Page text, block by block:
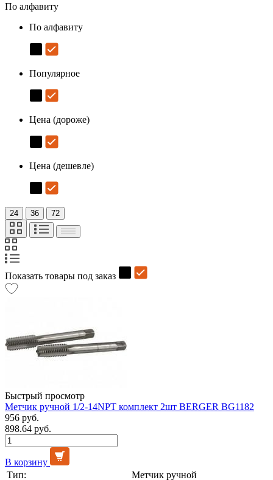
По алфавиту
По алфавиту
Популярное
Цена (дороже)
Цена (дешевле)
24 36 72
Показать товары под заказ
Быстрый просмотр
Метчик ручной 1/2-14NPT комплект 2шт BERGER BG1182
956 руб.
898.64 руб.
В корзину
Тип:
Метчик ручной